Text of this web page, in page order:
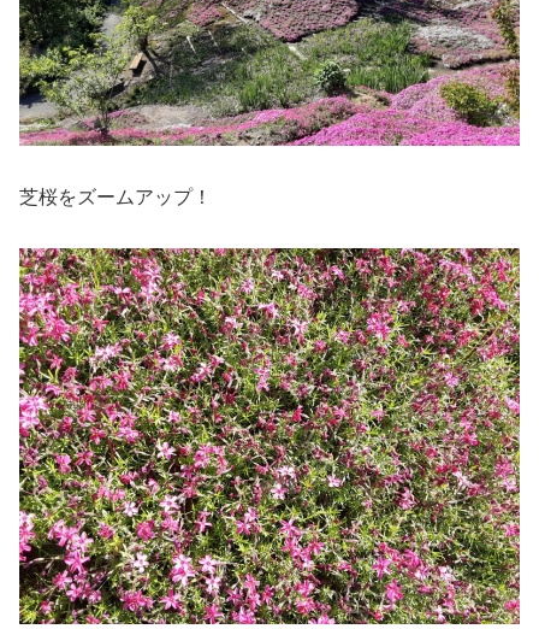
芝桜をズームアップ！